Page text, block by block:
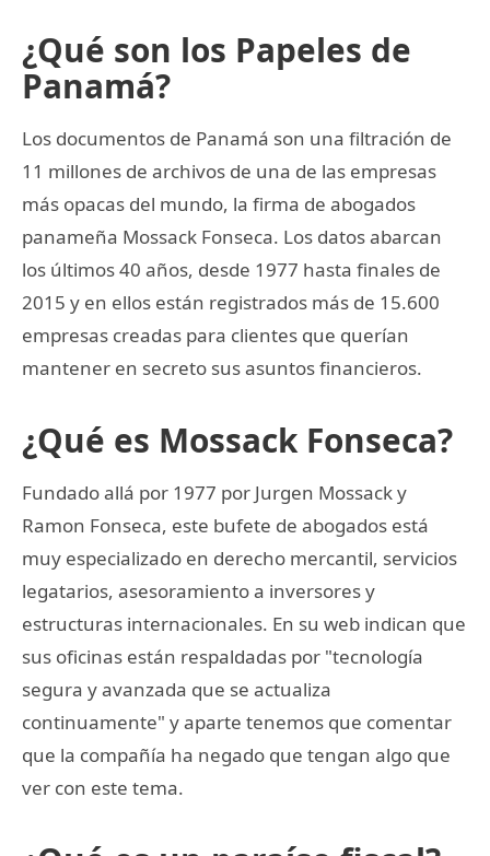
¿Qué son los Papeles de
Panamá?
Los documentos de Panamá son una filtración de
11 millones de archivos de una de las empresas
más opacas del mundo, la firma de abogados
panameña Mossack Fonseca. Los datos abarcan
los últimos 40 años, desde 1977 hasta finales de
2015 y en ellos están registrados más de 15.600
empresas creadas para clientes que querían
mantener en secreto sus asuntos financieros.
¿Qué es Mossack Fonseca?
Fundado allá por 1977 por Jurgen Mossack y
Ramon Fonseca, este bufete de abogados está
muy especializado en derecho mercantil, servicios
legatarios, asesoramiento a inversores y
estructuras internacionales. En su web indican que
sus oficinas están respaldadas por "tecnología
segura y avanzada que se actualiza
continuamente" y aparte tenemos que comentar
que la compañía ha negado que tengan algo que
ver con este tema.